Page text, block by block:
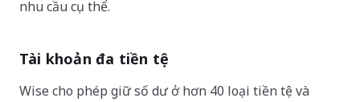
nhu cầu cụ thể.
Tài khoản đa tiền tệ
Wise cho phép giữ số dư ở hơn 40 loại tiền tệ và